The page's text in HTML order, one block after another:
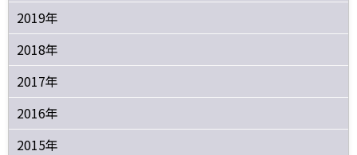
2019年
2018年
2017年
2016年
2015年